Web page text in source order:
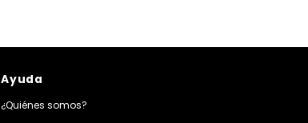
Ayuda
¿Quiénes somos?